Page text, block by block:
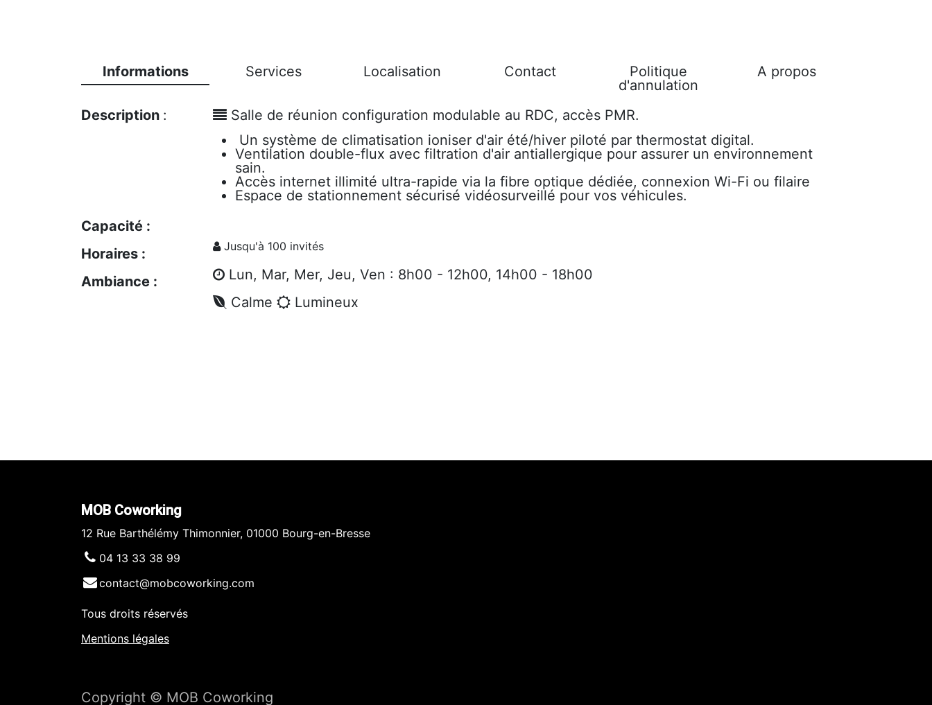
Informations Services Localisation Contact
Politique
d'annulation
A propos
Description :
Capacité :
Horaires :
Ambiance :
Salle de réunion configuration modulable au RDC, accès PMR.
Un système de climatisation ioniser d'air été/hiver piloté par thermostat digital.
Ventilation double-flux avec filtration d'air antiallergique pour assurer un environnement
sain.
Accès internet illimité ultra-rapide via la fibre optique dédiée, connexion Wi-Fi ou filaire
Espace de stationnement sécurisé vidéosurveillé pour vos véhicules.
Jusqu'à 100 invités
Lun, Mar, Mer, Jeu, Ven : 8h00 - 12h00, 14h00 - 18h00
Calme
Lumineux
MOB Coworking
12 Rue Barthélémy Thimonnier, 01000 Bourg-en-Bresse
04 13 33 38 99
contact@mobcoworking.com
Tous droits réservés
Mentions légales
Copyright © MOB Coworking